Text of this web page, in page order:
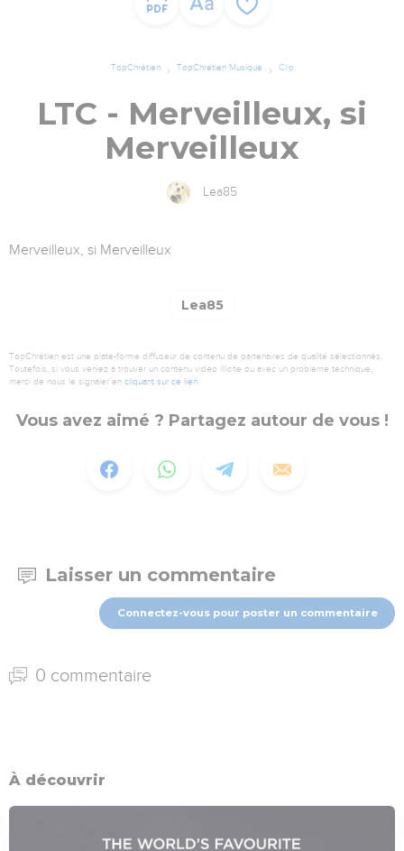
TopChrétien TopChrétien Musique Clip
LTC - Merveilleux, si
Merveilleux
Lea85
Merveilleux, si Merveilleux
Lea85
TopChrétien est une plate-forme diffuseur de contenu de partenaires de qualité sélectionnés.
Toutefois, si vous veniez à trouver un contenu vidéo illicite ou avec un problème technique,
merci de nous le signaler en cliquant sur ce lien.
Vous avez aimé ? Partagez autour de vous !
Laisser un commentaire
Connectez-vous pour poster un commentaire
0 commentaire
À découvrir